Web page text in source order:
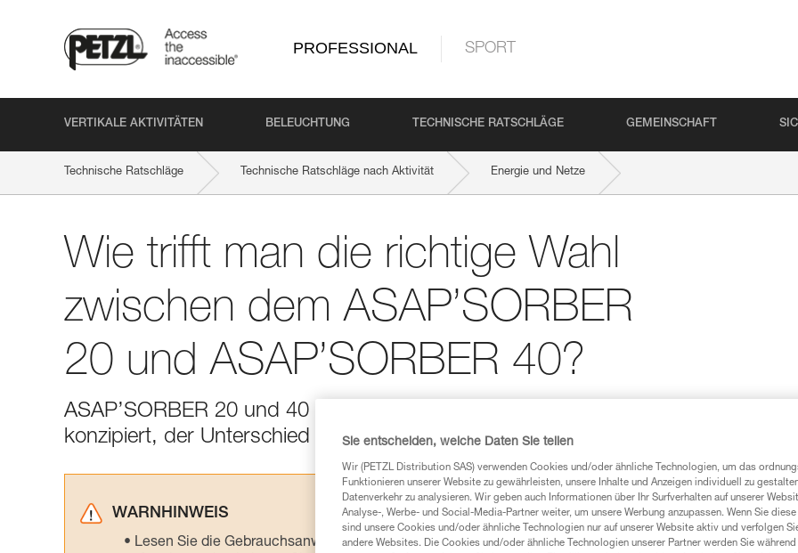
PROFESSIONAL SPORT
VERTIKALE AKTIVITÄTEN BELEUCHTUNG TECHNISCHE RATSCHLÄGE GEMEINSCHAFT
Technische Ratschläge Technische Ratschläge nach Aktivität Energie und Netze
Wie trifft man die richtige Wahl
zwischen dem ASAP’SORBER
20 und ASAP’SORBER 40?
ASAP’SORBER 20 und 40 sind beide für die Verwendung durch eine Person
konzipiert, der Unterschied liegt im Komfort und in der Ergonomie
WARNHINWEIS
Lesen Sie die Gebrauchsanweisungen der Produkte, um die es in diesem Tech Tipp geht,
Sie entscheiden, welche Daten Sie teilen
Wir (PETZL Distribution SAS) verwenden Cookies und/oder ähnliche Technologien, um das
Funktionieren unserer Website zu gewährleisten, unsere Inhalte und Anzeigen individuell zu
Datenverkehr zu analysieren. Wir geben auch Informationen über Ihr Surfverhalten auf unserer
Analyse-, Werbe- und Social-Media-Partner weiter, um unsere Werbung anzupassen. Wenn Sie
sind unsere Cookies und/oder ähnliche Technologien nur auf unserer Website aktiv und verfolgen
andere Websites. Die Cookies und/oder ähnliche Technologien unserer Partner werden Sie während